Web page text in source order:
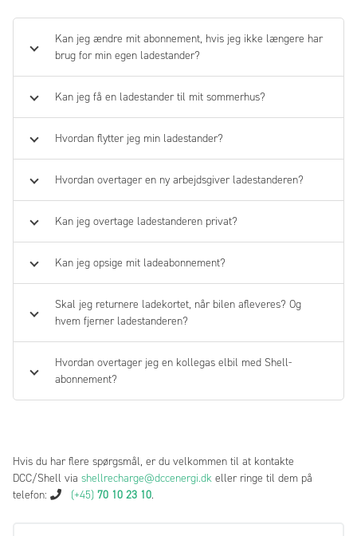
Kan jeg ændre mit abonnement, hvis jeg ikke længere har
brug for min egen ladestander?
Kan jeg få en ladestander til mit sommerhus?
Hvordan flytter jeg min ladestander?
Hvordan overtager en ny arbejdsgiver ladestanderen?
Kan jeg overtage ladestanderen privat?
Kan jeg opsige mit ladeabonnement?
Skal jeg returnere ladekortet, når bilen afleveres? Og
hvem fjerner ladestanderen?
Hvordan overtager jeg en kollegas elbil med Shell-
abonnement?
Hvis du har flere spørgsmål, er du velkommen til at kontakte
DCC/Shell via shellrecharge@dccenergi.dk eller ringe til dem på
telefon:
(+45) 70 10 23 10.